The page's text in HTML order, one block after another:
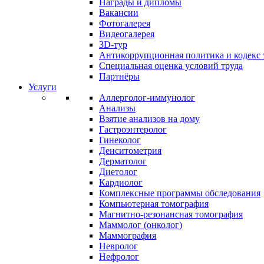
Награды и дипломы
Вакансии
Фотогалерея
Видеогалерея
3D-тур
Антикоррупционная политика и кодекс
Специальная оценка условий труда
Партнёры
Услуги
Аллерголог-иммунолог
Анализы
Взятие анализов на дому
Гастроэнтеролог
Гинеколог
Денситометрия
Дерматолог
Диетолог
Кардиолог
Комплексные программы обследования
Компьютерная томография
Магнитно-резонансная томография
Маммолог (онколог)
Маммография
Невролог
Нефролог